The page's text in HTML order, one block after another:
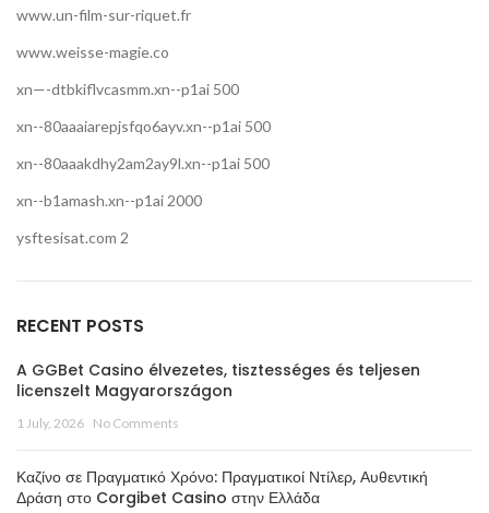
www.un-film-sur-riquet.fr
www.weisse-magie.co
xn—-dtbkiflvcasmm.xn--p1ai 500
xn--80aaaiarepjsfqo6ayv.xn--p1ai 500
xn--80aaakdhy2am2ay9l.xn--p1ai 500
xn--b1amash.xn--p1ai 2000
ysftesisat.com 2
RECENT POSTS
A GGBet Casino élvezetes, tisztességes és teljesen
licenszelt Magyarországon
1 July, 2026 No Comments
Καζίνο σε Πραγματικό Χρόνο: Πραγματικοί Ντίλερ, Αυθεντική
Δράση στο Corgibet Casino στην Ελλάδα